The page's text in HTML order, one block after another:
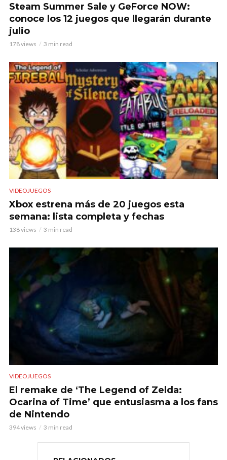
Steam Summer Sale y GeForce NOW:
conoce los 12 juegos que llegarán durante
julio
178 views 3 min read
VIDEOJUEGOS
Xbox estrena más de 20 juegos esta
semana: lista completa y fechas
138 views 3 min read
VIDEOJUEGOS
El remake de ‘The Legend of Zelda:
Ocarina of Time’ que entusiasma a los fans
de Nintendo
394 views 3 min read